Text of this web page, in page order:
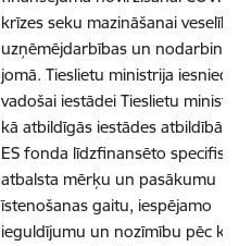
krīzes seku mazināšanai
uzņēmējdarbības un
jomā. Tieslietu ministrija
vadošai iestādei Tieslietu
kā atbildīgās iestādes atbildībā
ES fonda līdzfinansēto
atbalsta mērķu un pasākumu
īstenošanas gaitu, iespējamo
ieguldījumu un nozīmību pēc